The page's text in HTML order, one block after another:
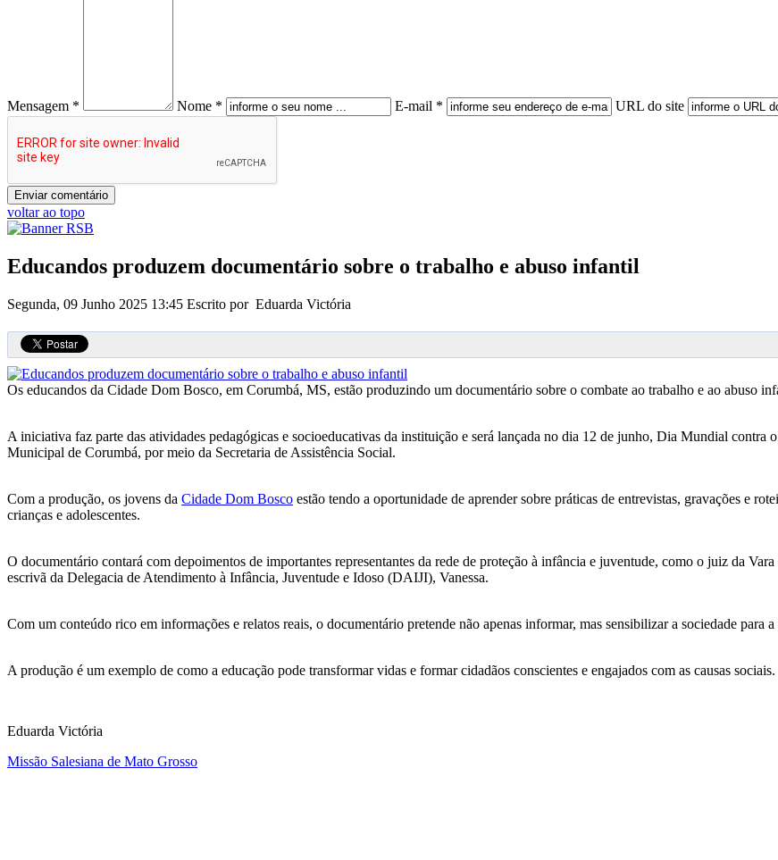
Mensagem * Nome * E-mail * URL do site
voltar ao topo
Educandos produzem documentário sobre o trabalho e abuso infantil
Segunda, 09 Junho 2025 13:45 Escrito por Eduarda Victória
Os educandos da Cidade Dom Bosco, em Corumbá, MS, estão produzindo um documentário sobre o combate ao trabalho e ao abuso
A iniciativa faz parte das atividades pedagógicas e socioeducativas da instituição e será lançada no dia 12 de junho, Dia Mundial
Municipal de Corumbá, por meio da Secretaria de Assistência Social.
Com a produção, os jovens da Cidade Dom Bosco estão tendo a oportunidade de aprender sobre práticas de entrevistas, gravações e
crianças e adolescentes.
O documentário contará com depoimentos de importantes representantes da rede de proteção à infância e juventude, como o juiz da
escrivã da Delegacia de Atendimento à Infância, Juventude e Idoso (DAIJI), Vanessa.
Com um conteúdo rico em informações e relatos reais, o documentário pretende não apenas informar, mas sensibilizar a sociedade para
A produção é um exemplo de como a educação pode transformar vidas e formar cidadãos conscientes e engajados com as causas sociais.
Eduarda Victória
Missão Salesiana de Mato Grosso